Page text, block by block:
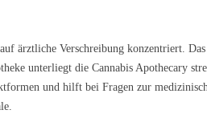
ärztliche Verschreibung konzentriert.
unterliegt die Cannabis Apothecary
und hilft bei Fragen zur